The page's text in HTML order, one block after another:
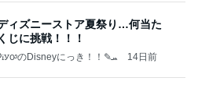
ィズニーストア夏祭り…何当た
じに挑戦！！！
高校生Dヲタ Ꭰ-ᎮꭵꭹꭴのDisneyにっき！！✎ܚ 14日前